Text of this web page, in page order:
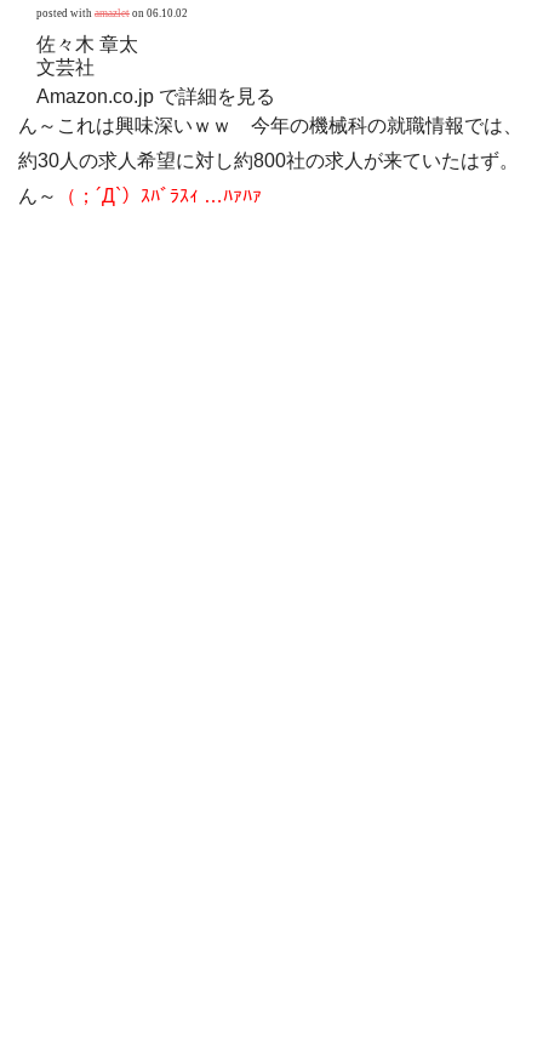
posted with amazlet on 06.10.02
佐々木 章太
文芸社
Amazon.co.jp で詳細を見る
ん～これは興味深いｗｗ 今年の機械科の就職情報では、
約30人の求人希望に対し約800社の求人が来ていたはず。
ん～
（；´Д`）ｽﾊﾞﾗｽｨ …ﾊｧﾊｧ